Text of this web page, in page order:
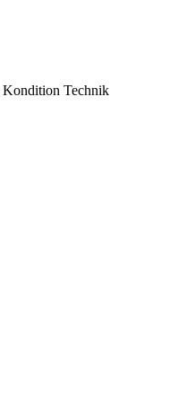
Kondition Technik